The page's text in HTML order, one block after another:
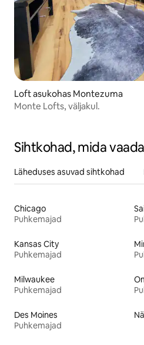
Loft asukohas Montezuma
Monte Lofts, väljakul.
Sihtkohad, mida
Läheduses asuvad sihtkohad
Chicago
Puhkemajad
Kansas City
Puhkemajad
Milwaukee
Puhkemajad
Des Moines
Puhkemajad